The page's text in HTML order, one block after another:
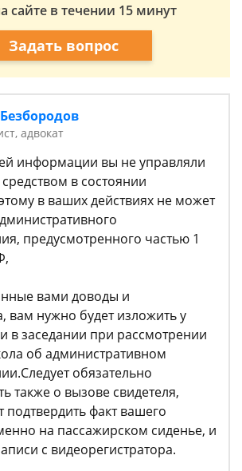
сайте в течении 15 минут
Задать вопрос
адвокат
информации вы не управляли
в состоянии
в ваших действиях не может
предусмотренного частью 1
вами доводы и
вам нужно будет изложить у
в заседании при рассмотрении
об административном
обязательно
также о вызове свидетеля,
факт вашего
на пассажирском сиденье, и
с видеорегистратора.